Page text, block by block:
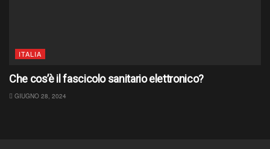
ITALIA
Che cos’è il fascicolo sanitario elettronico?
GIUGNO 28, 2024